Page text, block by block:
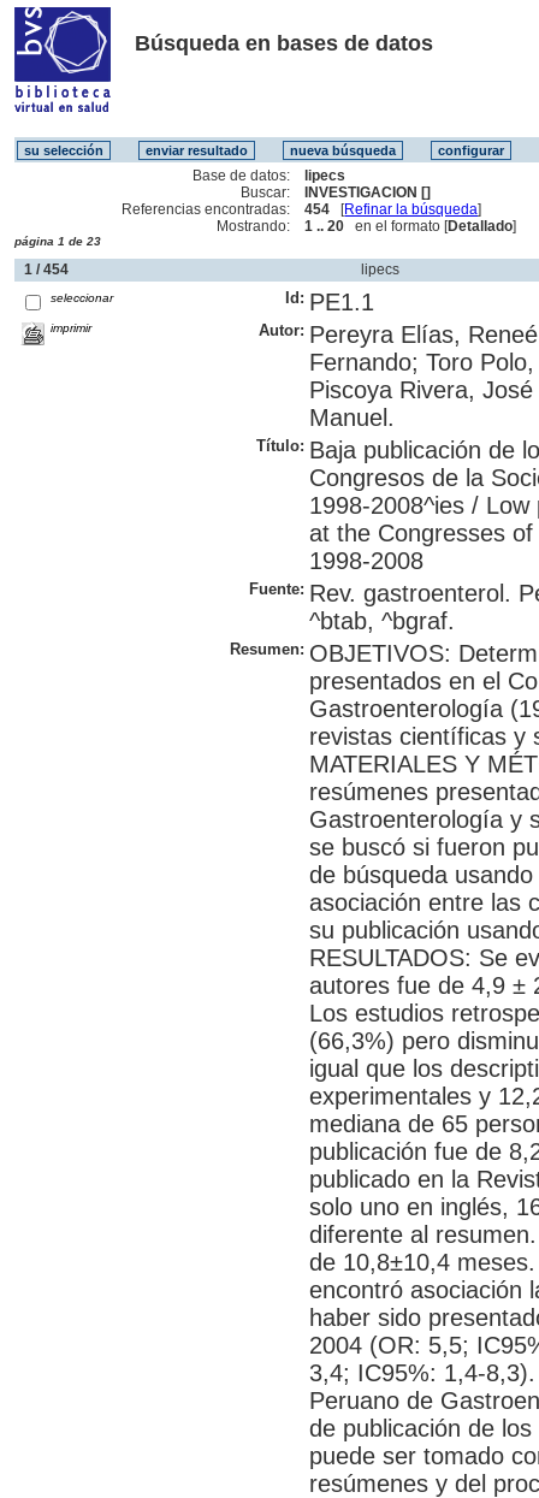
Búsqueda en bases de datos
Base de datos:
lipecs
Buscar:
INVESTIGACION []
Referencias encontradas:
454 [Refinar la búsqueda]
Mostrando:
1 .. 20 en el formato [Detallado]
página 1 de 23
1 / 454 lipecs
seleccionar
imprimir
Id: PE1.1
Autor: Pereyra Elías,
Fernando; Toro
Piscoya Rivera,
Manuel.
Título: Baja publicación de
Congresos de la
1998-2008^ies /
at the Congresses
1998-2008
Fuente: Rev. gastroenterol.
^btab, ^bgraf.
Resumen: OBJETIVOS:
presentados en el
Gastroenterología
revistas científicas y
MATERIALES Y
resúmenes
Gastroenterología y
se buscó si fueron
de búsqueda
asociación entre las
su publicación
RESULTADOS: Se
autores fue de 4,9 ±
Los estudios
(66,3%) pero
igual que los
experimentales y
mediana de 65
publicación fue de
publicado en la
solo uno en inglés,
diferente al
de 10,8±10,4
encontró asociación
haber sido
2004 (OR: 5,5;
3,4; IC95%: 1,4-
Peruano de
de publicación de
puede ser tomado
resúmenes y del